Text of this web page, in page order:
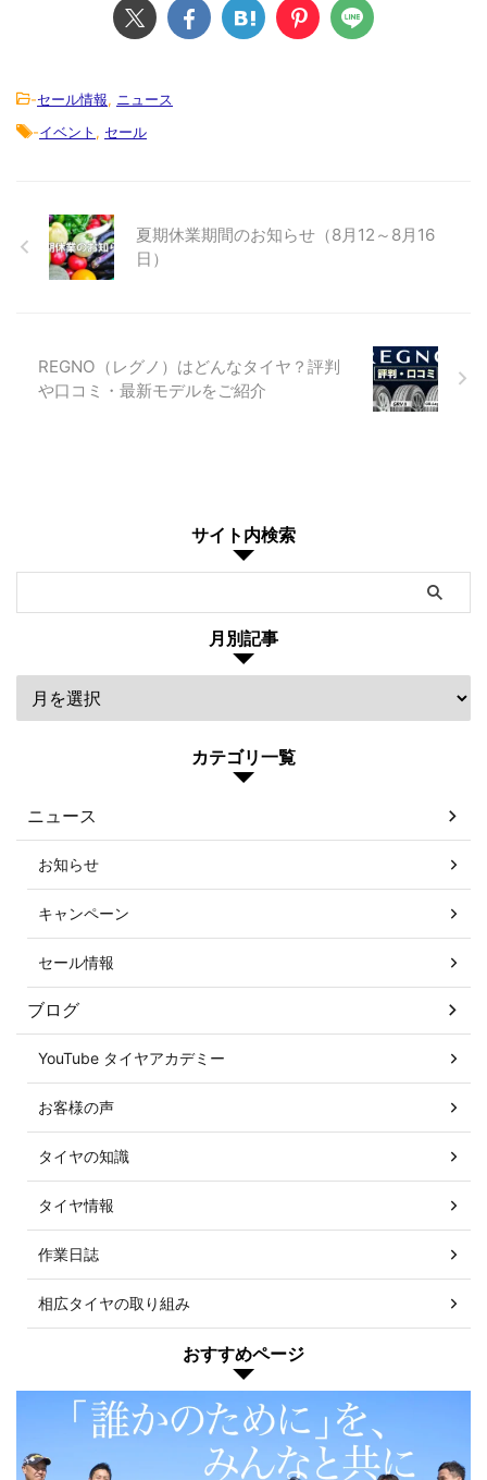
-セール情報, ニュース
-イベント , セール
夏期休業期間のお知らせ（8月12～8月16
日）
REGNO（レグノ）はどんなタイヤ？評判
や口コミ・最新モデルをご紹介
サイト内検索
月別記事
カテゴリ一覧
ニュース
お知らせ
キャンペーン
セール情報
ブログ
YouTube タイヤアカデミー
お客様の声
タイヤの知識
タイヤ情報
作業日誌
相広タイヤの取り組み
おすすめページ